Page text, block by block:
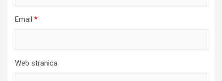
Email *
Web stranica